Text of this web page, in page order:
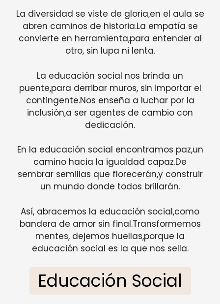
La diversidad se viste de gloria,en el aula se
abren caminos de historia.La empatía se
convierte en herramienta,para entender al
otro, sin lupa ni lenta.
La educación social nos brinda un
puente,para derribar muros, sin importar el
contingente.Nos enseña a luchar por la
inclusión,a ser agentes de cambio con
dedicación.
En la educación social encontramos paz,un
camino hacia la igualdad capaz.De
sembrar semillas que florecerán,y construir
un mundo donde todos brillarán.
Así, abracemos la educación social,como
bandera de amor sin final.Transformemos
mentes, dejemos huellas,porque la
educación social es la que nos sella.
Educación Social